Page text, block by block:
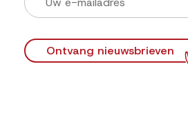
Ontvang nieuwsbrieven